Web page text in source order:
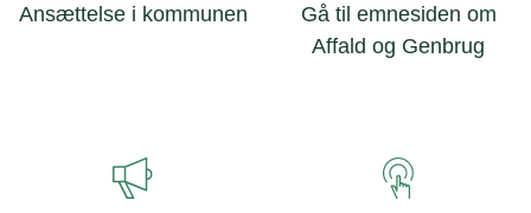
Ansættelse i kommunen
Gå til emnesiden om
Affald og Genbrug